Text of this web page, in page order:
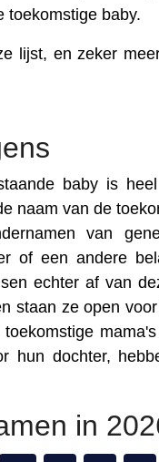
toekomstige baby.
lijst, en zeker
baby is
naam van de
van
of een andere
echter af van
staan ze open
hun dochter,
in